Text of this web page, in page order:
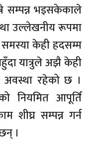
सम्पन्न भइसकेकाले
उल्लेखनीय रूपमा
केही हदसम्म
यात्रुले अझै केही
अवस्था रहेको छ ।
नियमित आपूर्ति
शीघ्र सम्पन्न गर्न
।